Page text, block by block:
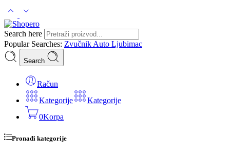
Search here
Popular Searches: Zvučnik Auto Ljubimac
Search
Račun
Kategorije
Kategorije
0Korpa
Pronađi kategorije